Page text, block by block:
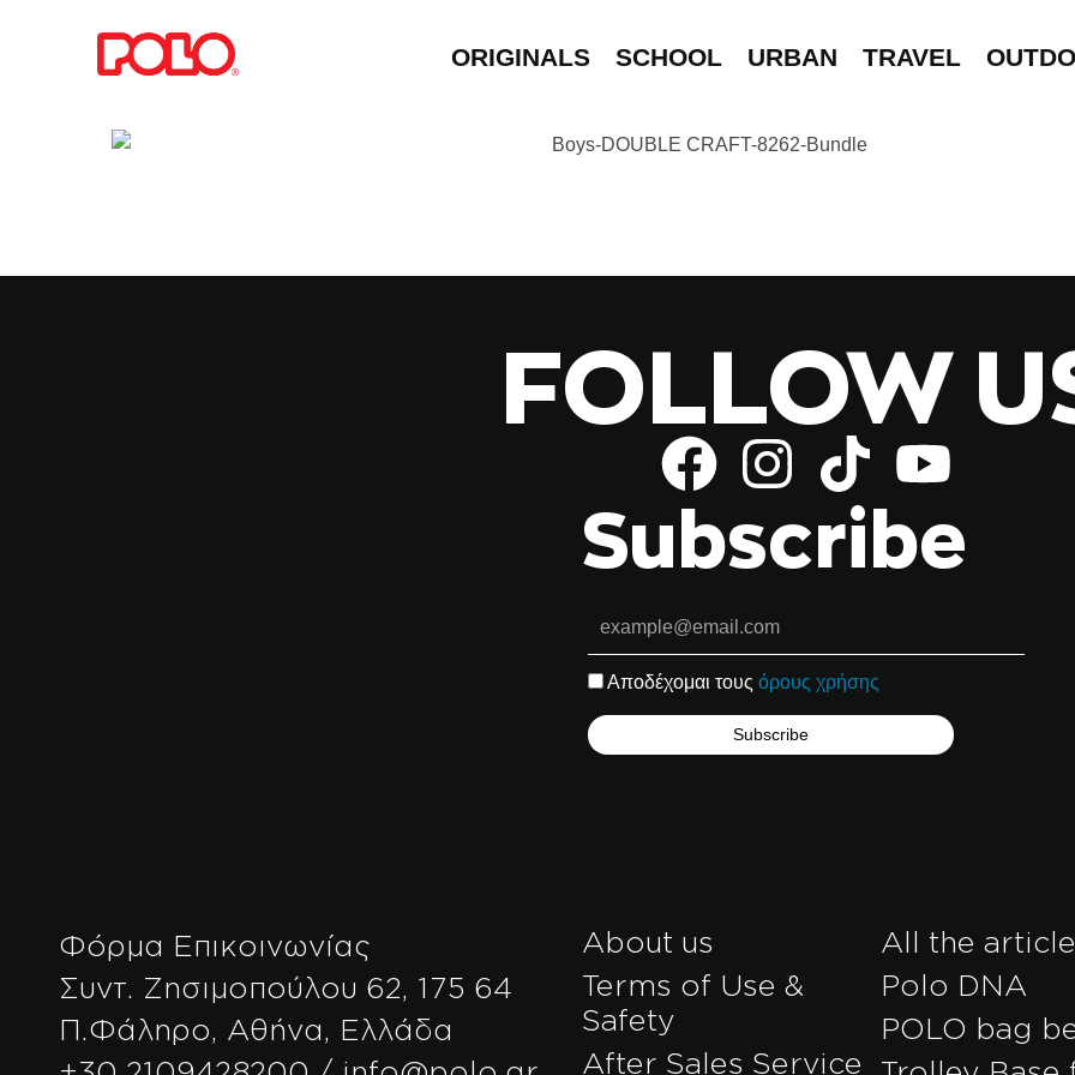
ORIGINALS SCHOOL URBAN TRAVEL
FOLLOW
Subscribe
Αποδέχομαι τουςόρους χρήσης
Φόρμα Επικοινωνίας
Συντ. Ζησιμοπούλου 62, 175 64
Π.Φάληρο, Αθήνα, Ελλάδα
About us
Terms of Use &
Safety
After Sales Service
All the
Polo DNA
POLO bag